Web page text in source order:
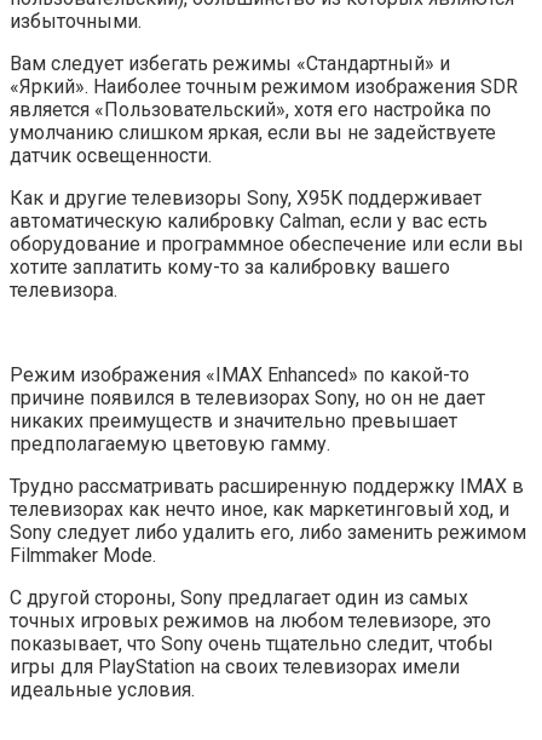
избыточными.
Вам следует избегать режимы «Стандартный» и
«Яркий». Наиболее точным режимом изображения SDR
является «Пользовательский», хотя его настройка по
умолчанию слишком яркая, если вы не задействуете
датчик освещенности.
Как и другие телевизоры Sony, X95K поддерживает
автоматическую калибровку Calman, если у вас есть
оборудование и программное обеспечение или если вы
хотите заплатить кому-то за калибровку вашего
телевизора.
Режим изображения «IMAX Enhanced» по какой-то
причине появился в телевизорах Sony, но он не дает
никаких преимуществ и значительно превышает
предполагаемую цветовую гамму.
Трудно рассматривать расширенную поддержку IMAX в
телевизорах как нечто иное, как маркетинговый ход, и
Sony следует либо удалить его, либо заменить режимом
Filmmaker Mode.
С другой стороны, Sony предлагает один из самых
точных игровых режимов на любом телевизоре, это
показывает, что Sony очень тщательно следит, чтобы
игры для PlayStation на своих телевизорах имели
идеальные условия.